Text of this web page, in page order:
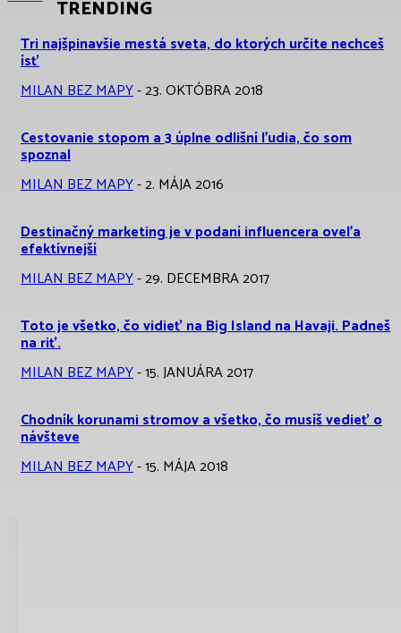
TRENDING
Tri najšpinavšie mestá sveta, do ktorých určite nechceš
ísť
MILAN BEZ MAPY-23. OKTÓBRA 2018
Cestovanie stopom a 3 úplne odlišní ľudia, čo som
spoznal
MILAN BEZ MAPY-2. MÁJA 2016
Destinačný marketing je v podaní influencera oveľa
efektívnejší
MILAN BEZ MAPY-29. DECEMBRA 2017
Toto je všetko, čo vidieť na Big Island na Havaji. Padneš
na riť.
MILAN BEZ MAPY-15. JANUÁRA 2017
Chodník korunami stromov a všetko, čo musíš vedieť o
návšteve
MILAN BEZ MAPY-15. MÁJA 2018